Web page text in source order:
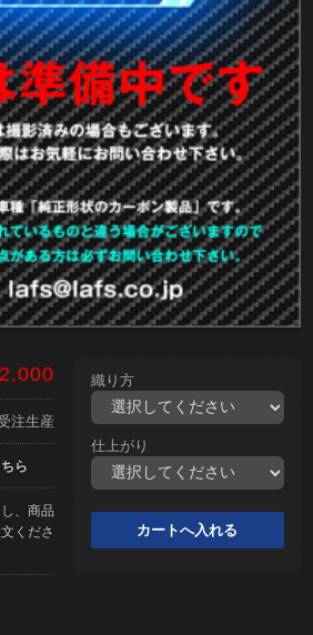
注生産
ら
、商品
くださ
織り方
仕上がり